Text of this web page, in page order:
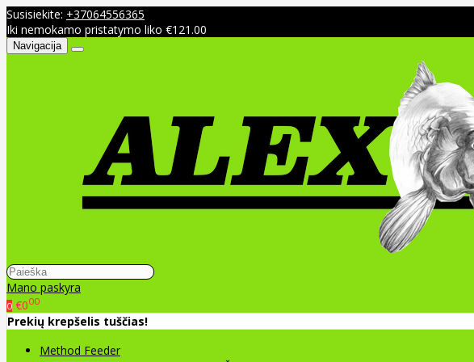
Susisiekite: +37064556365
Iki nemokamo pristatymo liko €121.00
Navigacija
Mano paskyra
0 €000
Prekių krepšelis tuščias!
Method Feeder